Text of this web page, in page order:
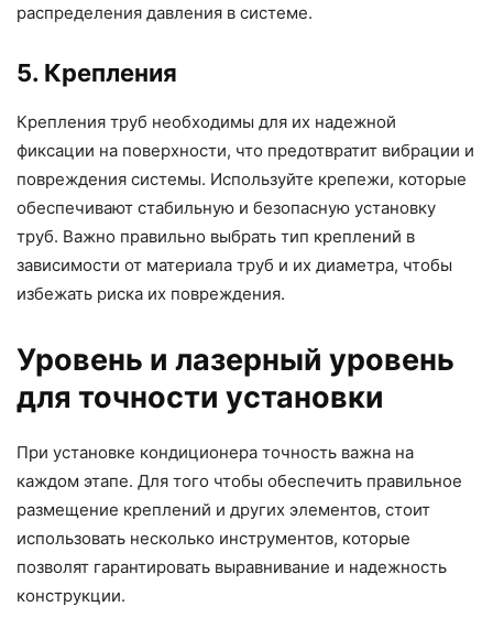
распределения давления в системе.
5. Крепления
Крепления труб необходимы для их надежной
фиксации на поверхности, что предотвратит вибрации и
повреждения системы. Используйте крепежи, которые
обеспечивают стабильную и безопасную установку
труб. Важно правильно выбрать тип креплений в
зависимости от материала труб и их диаметра, чтобы
избежать риска их повреждения.
Уровень и лазерный уровень
для точности установки
При установке кондиционера точность важна на
каждом этапе. Для того чтобы обеспечить правильное
размещение креплений и других элементов, стоит
использовать несколько инструментов, которые
позволят гарантировать выравнивание и надежность
конструкции.